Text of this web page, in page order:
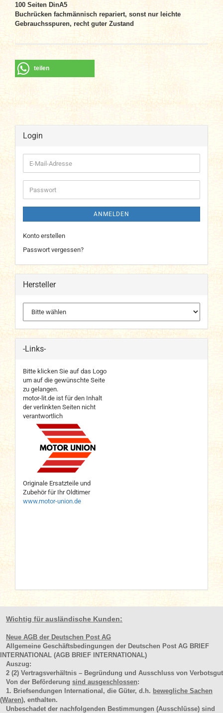
100 Seiten DinA5
Buchrücken fachmännisch repariert, sonst nur leichte
Gebrauchsspuren, recht guter Zustand
teilen
Login
E-
Mail-
Adresse
Passwort
ANMELDEN
Konto erstellen
Passwort vergessen?
Hersteller
-Links-
Bitte klicken Sie auf das Logo
um auf die gewünschte Seite
zu gelangen.
motor-lit.de ist für den Inhalt
der verlinkten Seiten nicht
verantwortlich
Originale Ersatzteile und
Zubehör für Ihr Oldtimer
www.motor-union.de
Wichtig für ausländische Kunden:
Neue AGB der Deutschen Post AG
Allgemeine Geschäftsbedingungen der Deutschen Post AG BRIEF
INTERNATIONAL (AGB BRIEF INTERNATIONAL)
Auszug:
2 (2) Vertragsverhältnis – Begründung und Ausschluss von Verbotsgut
Von der Beförderung sind ausgeschlossen:
1. Briefsendungen International, die Güter, d.h. bewegliche Sachen
(Waren), enthalten.
Unbeschadet der nachfolgenden Bestimmungen (Ausschlüsse) sind